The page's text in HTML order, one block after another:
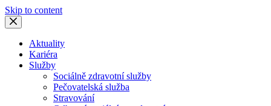
Skip to content
Aktuality
Kariéra
Služby
Sociálně zdravotní služby
Pečovatelská služba
Stravování